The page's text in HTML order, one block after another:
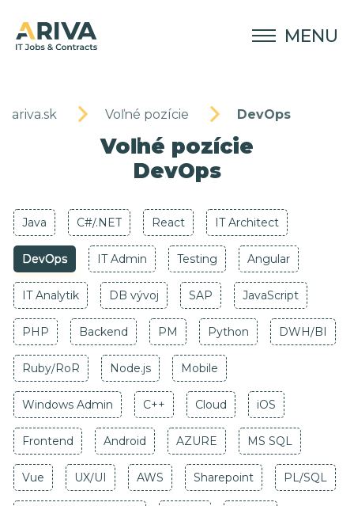
MENU
ariva.sk Voľné pozície DevOps
Voľné pozície
DevOps
Java C#/.NET React IT Architect
DevOps IT Admin Testing Angular
IT Analytik DB vývoj SAP JavaScript
PHP Backend PM Python DWH/BI
Ruby/RoR Node.js Mobile
Windows Admin C++ Cloud iOS
Frontend Android AZURE MS SQL
Vue UX/UI AWS Sharepoint PL/SQL